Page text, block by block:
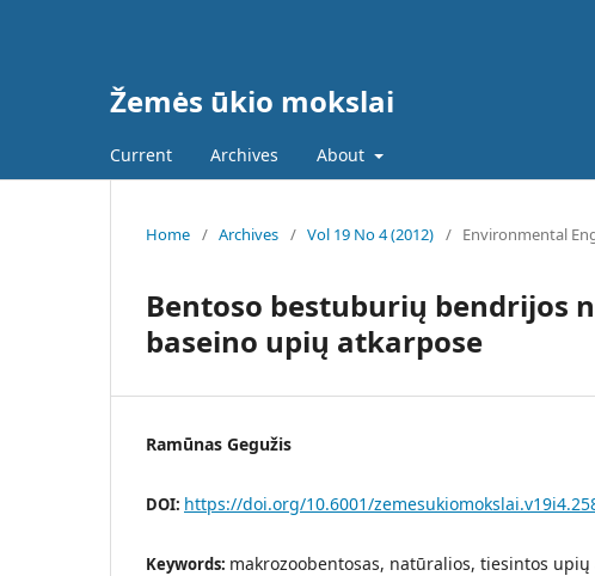
Žemės ūkio mokslai
Current Archives About
Home / Archives / Vol 19 No 4 (2012) / Environmental
Bentoso bestuburių bendrijos
baseino upių atkarpose
Ramūnas Gegužis
DOI: https://doi.org/10.6001/
Keywords: makrozoobentosas, natūralios, tiesintos upių